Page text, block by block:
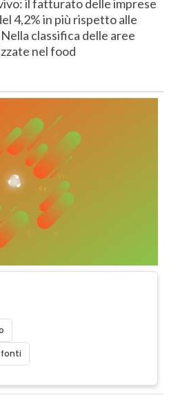
il fatturato delle imprese
4,2% in più rispetto alle
classifica delle aree
nel food